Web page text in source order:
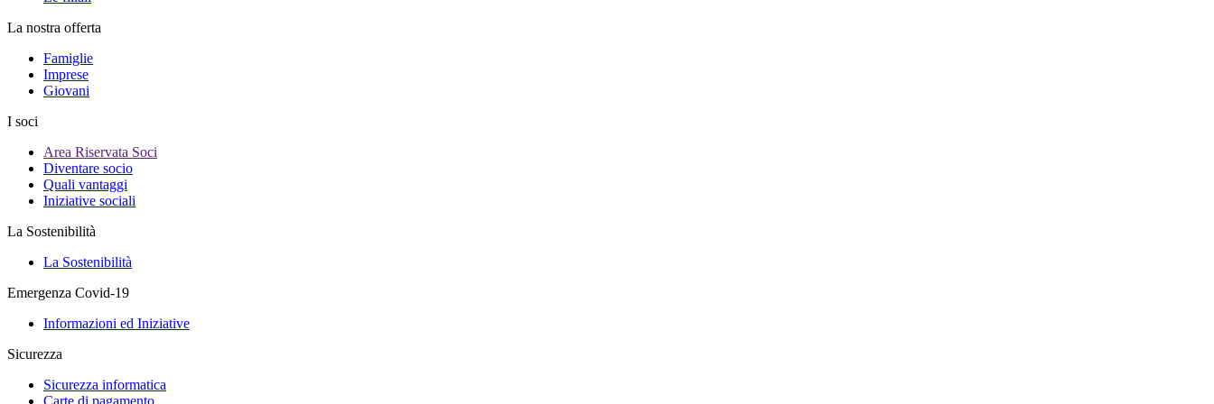
La nostra offerta
Famiglie
Imprese
Giovani
I soci
Area Riservata Soci
Diventare socio
Quali vantaggi
Iniziative sociali
La Sostenibilità
La Sostenibilità
Emergenza Covid-19
Informazioni ed Iniziative
Sicurezza
Sicurezza informatica